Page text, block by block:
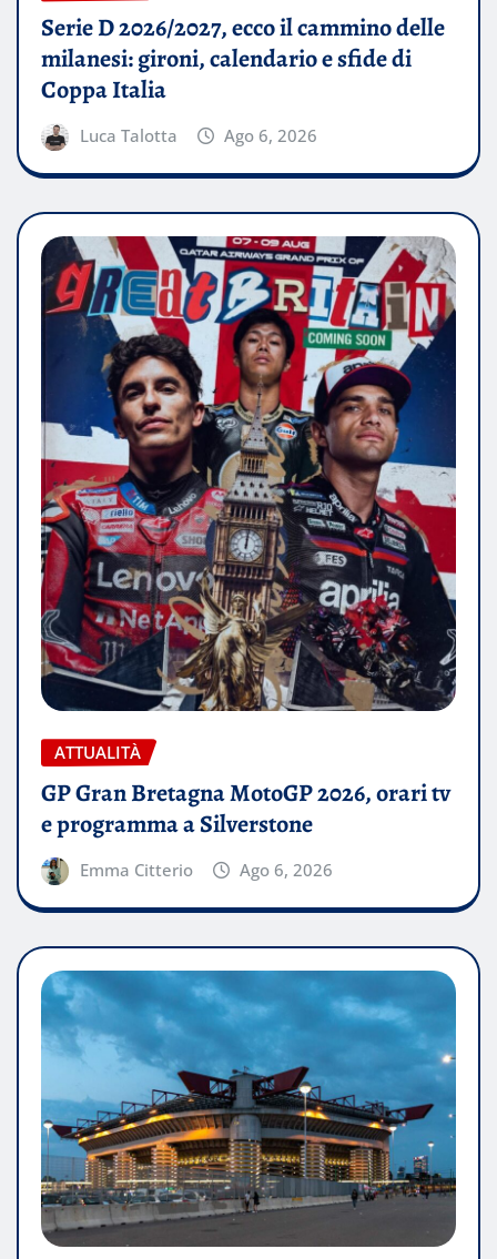
Serie D 2026/2027, ecco il cammino delle
milanesi: gironi, calendario e sfide di
Coppa Italia
Luca Talotta Ago 6, 2026
ATTUALITÀ
GP Gran Bretagna MotoGP 2026, orari tv
e programma a Silverstone
Emma Citterio Ago 6, 2026